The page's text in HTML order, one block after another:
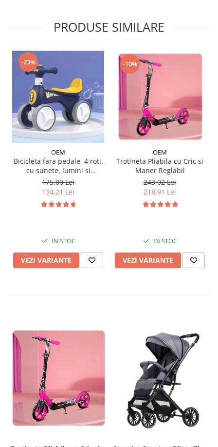
PRODUSE SIMILARE
-23%
OEM
Bicicleta fara pedale, 4 roti,
cu sunete, lumini si
baloane de sapun
175,00 Lei
134,21 Lei
IN STOC
VEZI VARIANTE
-10%
OEM
Trotineta Pliabila cu Cric si
Maner Reglabil
243,02 Lei
218,91 Lei
IN STOC
VEZI VARIANTE